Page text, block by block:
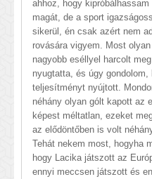
ahhoz, hogy
magát, de a sport
sikerül, én csak azért nem
rovására vigyem. Most
nagyobb eséllyel harcolt
nyugtatta, és úgy
teljesítményt nyújtott.
néhány olyan gólt kapott az
képest méltatlan, ezeket
az elődöntőben is volt
Tehát nekem most, hogyha
hogy Lacika játszott az
ennyi meccsen játszott és